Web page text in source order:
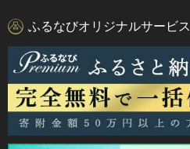
ふるなびオリジナルサービス